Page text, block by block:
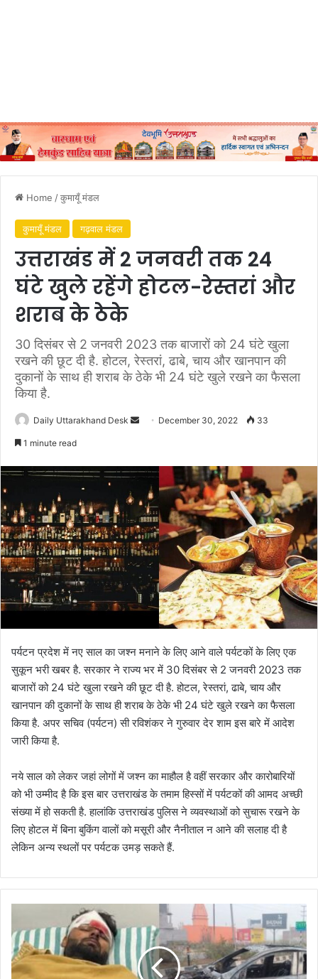
Home /कुमायूँ मंडल
कुमायूँ मंडल गढ़वाल मंडल
उत्तराखंड में 2 जनवरी तक 24
घंटे खुले रहेंगे होटल-रेस्तरां और
शराब के ठेके
30 दिसंबर से 2 जनवरी 2023 तक बाजारों को 24 घंटे खुला
रखने की छूट दी है. होटल, रेस्तरां, ढाबे, चाय और खानपान की
दुकानों के साथ ही शराब के ठेके भी 24 घंटे खुले रखने का फैसला
किया है.
Daily Uttarakhand Desk
d
n
e
m
a
l
December 30, 2022 33
1 minute read
पर्यटन प्रदेश में नए साल का जश्न मनाने के लिए आने वाले पर्यटकों के लिए एक
सुकून भरी खबर है. सरकार ने राज्य भर में 30 दिसंबर से 2 जनवरी 2023 तक
बाजारों को 24 घंटे खुला रखने की छूट दी है. होटल, रेस्तरां, ढाबे, चाय और
खानपान की दुकानों के साथ ही शराब के ठेके भी 24 घंटे खुले रखने का फैसला
किया है. अपर सचिव (पर्यटन) सी रविशंकर ने गुरुवार देर शाम इस बारे में आदेश
जारी किया है.
नये साल को लेकर जहां लोगों में जश्न का माहौल है वहीं सरकार और कारोबारियों
को भी उम्मीद है कि इस बार उत्तराखंड के तमाम हिस्सों में पर्यटकों की आमद अच्छी
संख्या में हो सकती है. हालांकि उत्तराखंड पुलिस ने व्यवस्थाओं को सुचारू रखने के
लिए होटल में बिना बुकिंग वालों को मसूरी और नैनीताल न आने की सलाह दी है
लेकिन अन्य स्थलों पर पर्यटक उमड़ सकते हैं.
ती
य
क्रि